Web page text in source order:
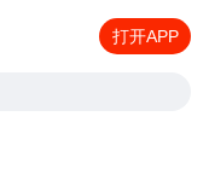
打开APP